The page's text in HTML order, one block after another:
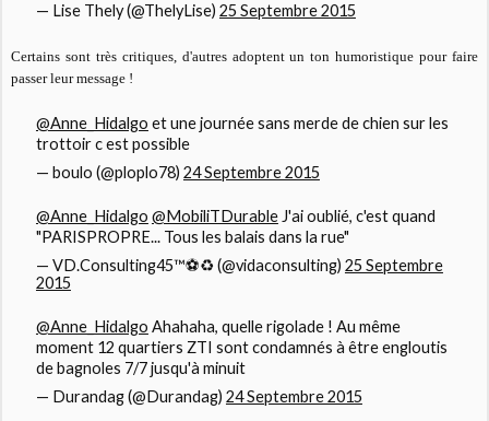
— Lise Thely (@ThelyLise) 25 Septembre 2015
Certains sont très critiques, d'autres adoptent un ton humoristique pour faire
passer leur message !
@Anne_Hidalgo et une journée sans merde de chien sur les
trottoir c est possible
— boulo (@ploplo78) 24 Septembre 2015
@Anne_Hidalgo @MobiliTDurableJ'ai oublié, c'est quand
"PARISPROPRE... Tous les balais dans la rue"
— VD.Consulting45™⚽♻ (@vidaconsulting) 25 Septembre
2015
@Anne_Hidalgo Ahahaha, quelle rigolade ! Au même
moment 12 quartiers ZTI sont condamnés à être engloutis
de bagnoles 7/7 jusqu'à minuit
— Durandag (@Durandag) 24 Septembre 2015